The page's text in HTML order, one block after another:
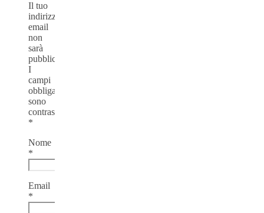
Il tuo
indirizzo
email
non
sarà
pubblicato.
I
campi
obbligatori
sono
contrassegnati
*
Nome
*
Email
*